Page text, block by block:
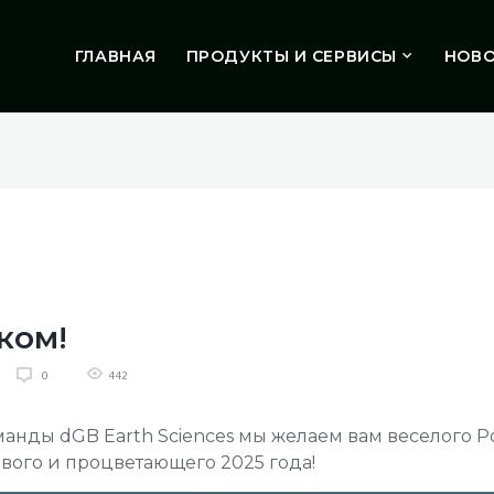
ГЛАВНАЯ ПРОДУКТЫ И СЕРВИСЫ
0 442
dGB Earth Sciences мы желаем вам веселого
и процветающего 2025 года!